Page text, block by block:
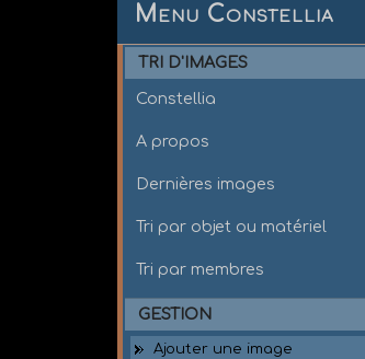
Menu Constellia
TRI D'IMAGES
Constellia
A propos
Dernières images
Tri par objet ou matériel
Tri par membres
GESTION
Ajouter une image